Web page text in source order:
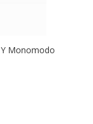
Monomodo